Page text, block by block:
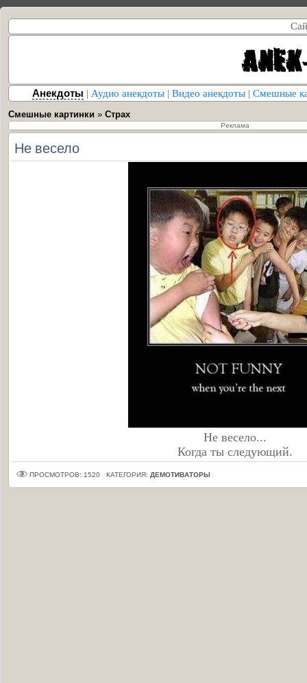
Анекдоты | Аудио анекдоты | Видео анекдоты | Смешные
Смешные картинки » Страх
Реклама
Не весело
Не весело...
Когда ты следующий.
ПРОСМОТРОВ: 1520 КАТЕГОРИЯ: ДЕМОТИВАТОРЫ